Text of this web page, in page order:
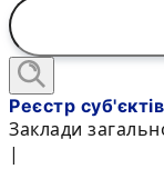
Реєстр
Заклади
|